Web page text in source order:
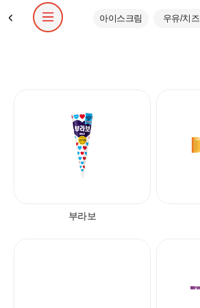
아이스크림 우유/치즈
부라보